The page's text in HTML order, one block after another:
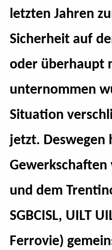
letzten Jahren
Sicherheit auf
oder überhaupt
unternommen
Situation
jetzt. Deswegen
und dem
SGBCISL, UILT
Ferrovie)